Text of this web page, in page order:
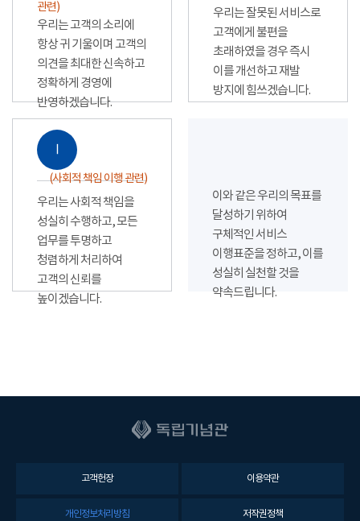
관련)
우리는 고객의 소리에
항상 귀 기울이며 고객의
의견을 최대한 신속하고
정확하게 경영에
반영하겠습니다.
우리는 잘못된 서비스로
고객에게 불편을
초래하였을 경우 즉시
이를 개선하고 재발
방지에 힘쓰겠습니다.
Ⅰ
(사회적 책임 이행 관련)
우리는 사회적 책임을
성실히 수행하고, 모든
업무를 투명하고
청렴하게 처리하여
고객의 신뢰를
높이겠습니다.
이와 같은 우리의 목표를
달성하기 위하여
구체적인 서비스
이행표준을 정하고, 이를
성실히 실천할 것을
약속드립니다.
고객헌장 이용약관
개인정보처리방침 저작권정책